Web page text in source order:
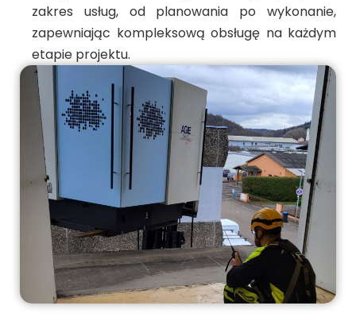
zakres usług, od planowania po wykonanie,
zapewniając kompleksową obsługę na każdym
etapie projektu.